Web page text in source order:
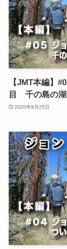
【JMT本編】
目 千の島の湖
2020年8月25日